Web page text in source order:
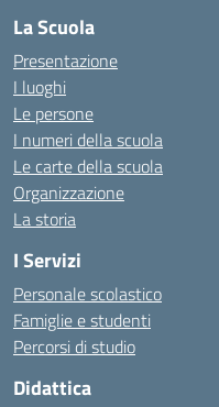
La Scuola
Presentazione
I luoghi
Le persone
I numeri della scuola
Le carte della scuola
Organizzazione
La storia
I Servizi
Personale scolastico
Famiglie e studenti
Percorsi di studio
Didattica